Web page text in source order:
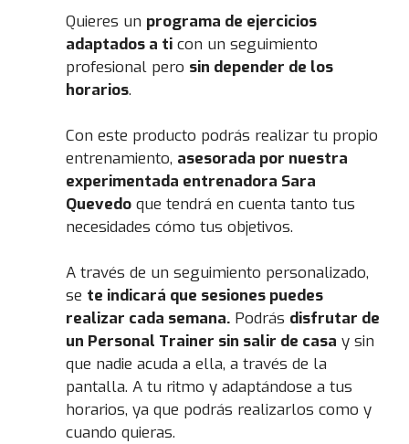
Quieres un programa de ejercicios
adaptados a ti con un seguimiento
profesional pero sin depender de los
horarios.
Con este producto podrás realizar tu propio
entrenamiento, asesorada por nuestra
experimentada entrenadora Sara
Quevedo que tendrá en cuenta tanto tus
necesidades cómo tus objetivos.
A través de un seguimiento personalizado,
se te indicará que sesiones puedes
realizar cada semana. Podrás disfrutar de
un Personal Trainer sin salir de casa y sin
que nadie acuda a ella, a través de la
pantalla. A tu ritmo y adaptándose a tus
horarios, ya que podrás realizarlos como y
cuando quieras.